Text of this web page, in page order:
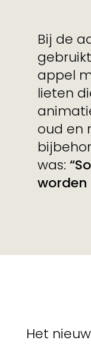
Bij de
appel
lieten
oud en
was:
worden
Het